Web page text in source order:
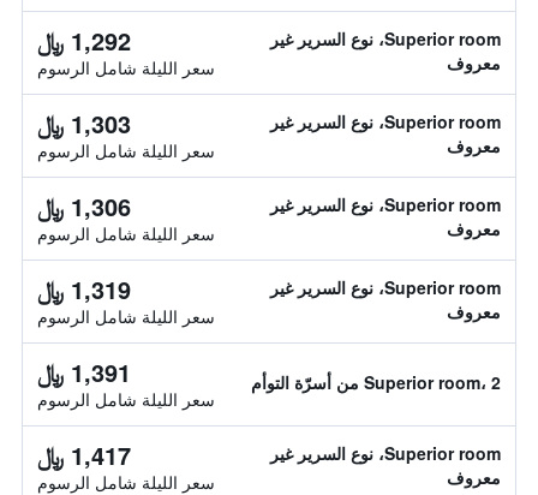
Superior room، نوع السرير غير
معروف
1,292 ﷼
سعر الليلة شامل الرسوم
Superior room، نوع السرير غير
معروف
1,303 ﷼
سعر الليلة شامل الرسوم
Superior room، نوع السرير غير
معروف
1,306 ﷼
سعر الليلة شامل الرسوم
Superior room، نوع السرير غير
معروف
1,319 ﷼
سعر الليلة شامل الرسوم
Superior room، 2 من أسرّة التوأم 1,391 ﷼
سعر الليلة شامل الرسوم
Superior room، نوع السرير غير
معروف
1,417 ﷼
سعر الليلة شامل الرسوم